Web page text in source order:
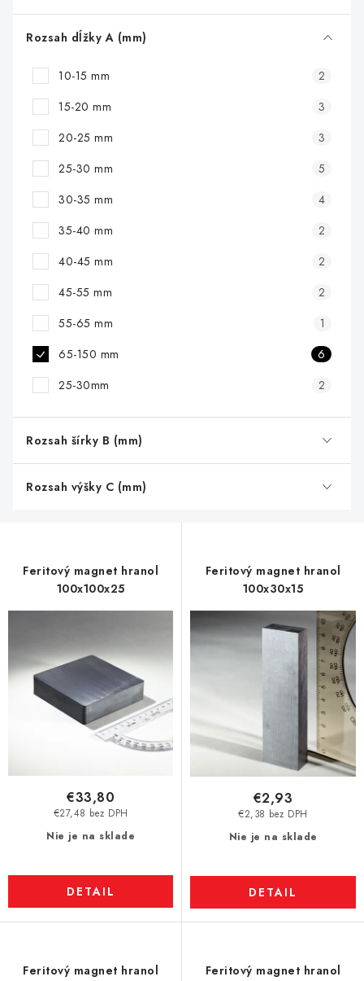
u
Rozsah dĺžky A (mm)
10-15 mm
2
15-20 mm
3
20-25 mm
3
25-30 mm
5
30-35 mm
4
35-40 mm
2
40-45 mm
2
45-55 mm
2
55-65 mm
1
65-150 mm
6
25-30mm
2
Rozsah šírky B (mm)
Rozsah výšky C (mm)
Feritový magnet hranol
100x100x25
Nie je na sklade
€27,48 bez DPH
€33,80
DETAIL
Feritový magnet hranol
100x30x15
Nie je na sklade
€2,38 bez DPH
€2,93
DETAIL
Feritový magnet hranol
Feritový magnet hranol